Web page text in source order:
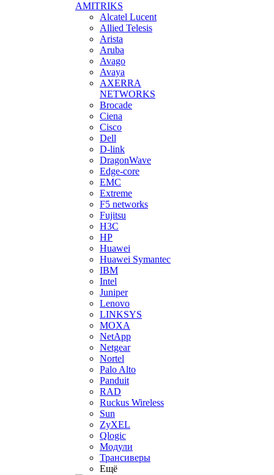
AMITRIKS
Alcatel Lucent
Allied Telesis
Arista
Aruba
Avago
Avaya
AXERRA
NETWORKS
Brocade
Ciena
Cisco
Dell
D-link
DragonWave
Edge-core
EMC
Extreme
F5 networks
Fujitsu
H3С
HP
Huawei
Huawei Symantec
IBM
Intel
Juniper
Lenovo
LINKSYS
MOXA
NetApp
Netgear
Nortel
Palo Alto
Panduit
RAD
Ruckus Wireless
Sun
ZyXEL
Qlogic
Модули
Трансиверы
Ещё